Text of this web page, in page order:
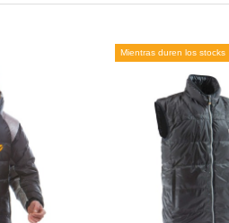
Mientras duren los stocks